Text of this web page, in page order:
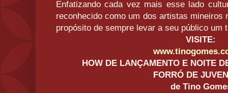
Enfatizando cada vez mais esse lado
reconhecido como um dos artistas mineiros
propósito de sempre levar a seu público um
VISITE:
HOW DE LANÇAMENTO E NOITE
FORRÓ DE
de Tino